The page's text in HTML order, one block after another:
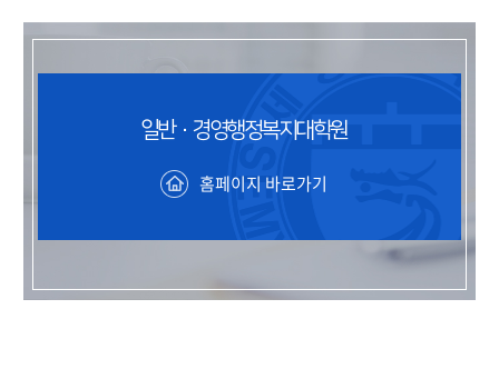
일반·경영행정복지대학원
홈페이지 바로가기